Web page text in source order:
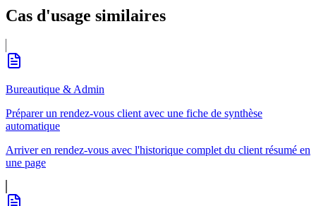
Cas d'usage similaires
Bureautique & Admin
Préparer un rendez-vous client avec une fiche de synthèse
automatique
Arriver en rendez-vous avec l'historique complet du client résumé en
une page